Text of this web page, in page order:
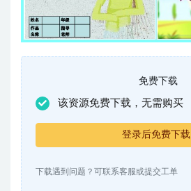
免费下载
该资源免费下载，无需购买
登录后免费下载
下载遇到问题？可联系客服或提交工单